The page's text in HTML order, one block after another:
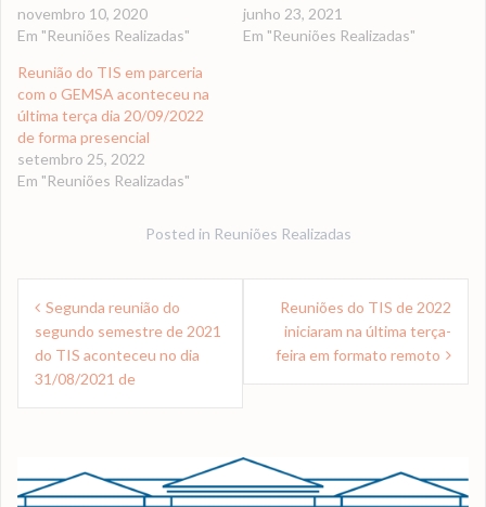
novembro 10, 2020
Em "Reuniões Realizadas"
junho 23, 2021
Em "Reuniões Realizadas"
Reunião do TIS em parceria
com o GEMSA aconteceu na
última terça dia 20/09/2022
de forma presencial
setembro 25, 2022
Em "Reuniões Realizadas"
Posted in Reuniões Realizadas
Navegação
de
Post
Segunda reunião do
segundo semestre de 2021
do TIS aconteceu no dia
31/08/2021 de
Reuniões do TIS de 2022
iniciaram na última terça-
feira em formato remoto